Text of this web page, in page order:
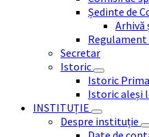
Ședinte de
Arhivă
Secretar
Istoric
Istoric
Istoric aleși
INSTITUȚIE
Despre instituție